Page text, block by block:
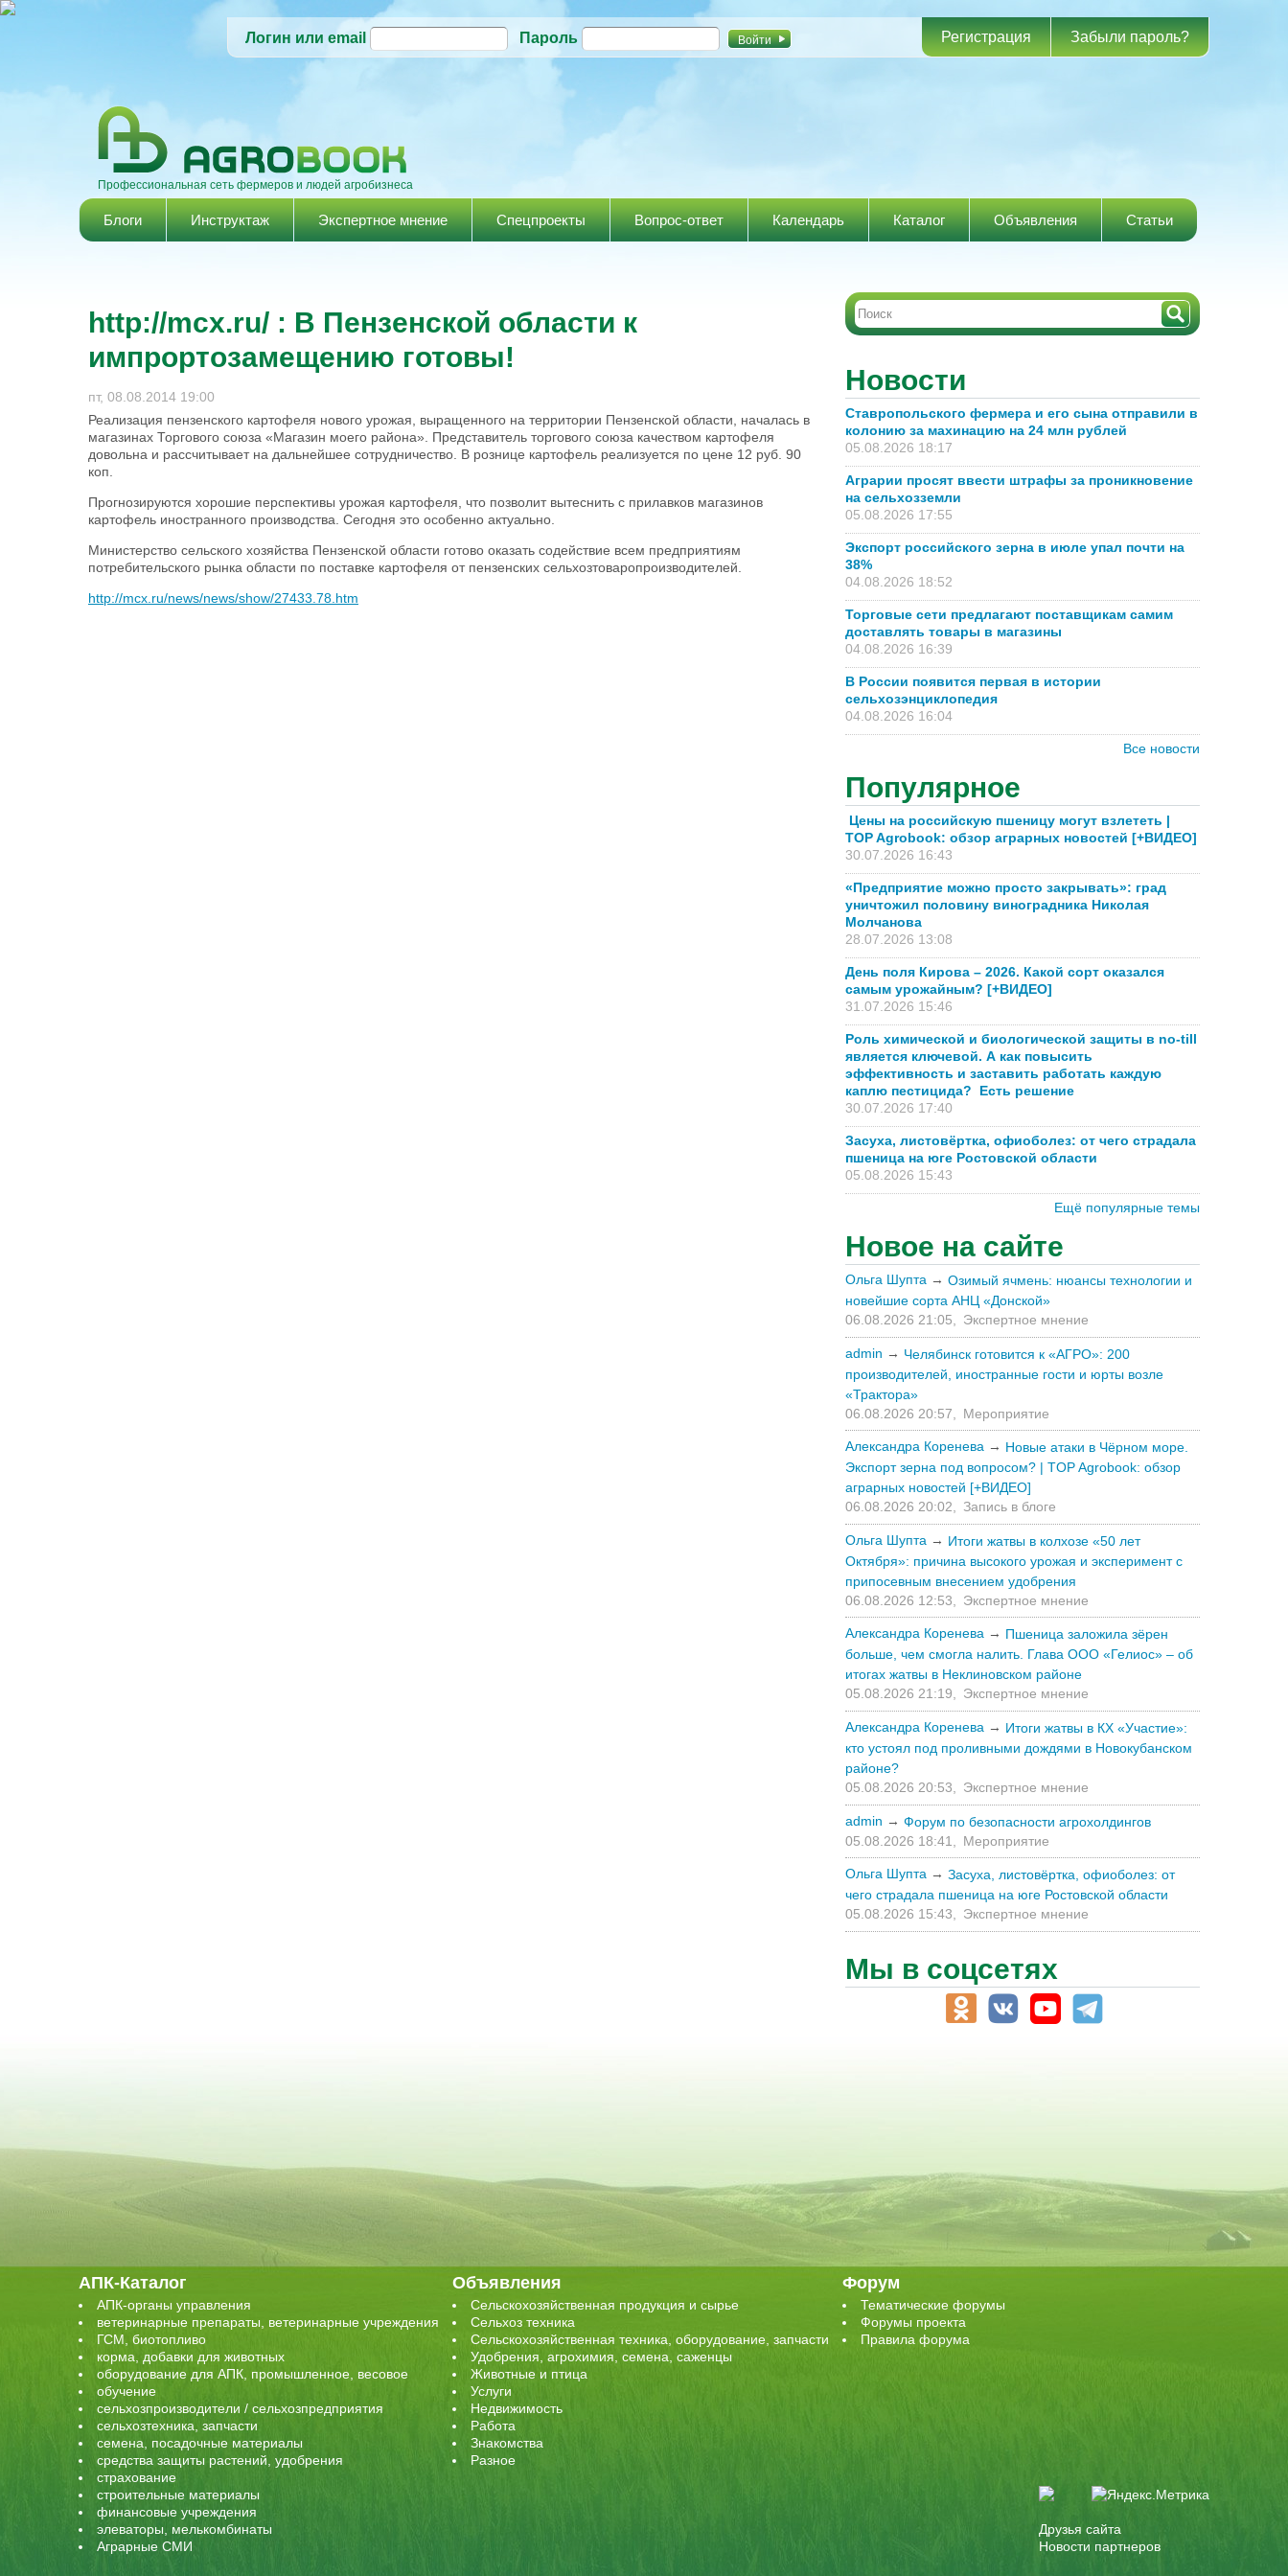
Перейти к
содержанию
Логин или email Пароль Регистрация Забыли пароль?
Профессиональная сеть фермеров и людей агробизнеса
Главное меню
Блоги Инструктаж Экспертное мнение Спецпроекты Вопрос-ответ Календарь Каталог Объявления Статьи
http://mcx.ru/ : В Пензенской области к
импрортозамещению готовы!
пт, 08.08.2014 19:00
Реализация пензенского картофеля нового урожая, выращенного на территории Пензенской области, началась в
магазинах Торгового союза «Магазин моего района». Представитель торгового союза качеством картофеля
довольна и рассчитывает на дальнейшее сотрудничество. В рознице картофель реализуется по цене 12 руб. 90
коп.
Прогнозируются хорошие перспективы урожая картофеля, что позволит вытеснить с прилавков магазинов
картофель иностранного производства. Сегодня это особенно актуально.
Министерство сельского хозяйства Пензенской области готово оказать содействие всем предприятиям
потребительского рынка области по поставке картофеля от пензенских сельхозтоваропроизводителей.
http://mcx.ru/news/news/show/27433.78.htm
Новости
Ставропольского фермера и его сына отправили в
колонию за махинацию на 24 млн рублей
05.08.2026 18:17
Аграрии просят ввести штрафы за проникновение
на сельхозземли
05.08.2026 17:55
Экспорт российского зерна в июле упал почти на
38%
04.08.2026 18:52
Торговые сети предлагают поставщикам самим
доставлять товары в магазины
04.08.2026 16:39
В России появится первая в истории
сельхозэнциклопедия
04.08.2026 16:04
Все новости
Популярное
Цены на российскую пшеницу могут взлететь |
TOP Agrobook: обзор аграрных новостей [+ВИДЕО]
30.07.2026 16:43
«Предприятие можно просто закрывать»: град
уничтожил половину виноградника Николая
Молчанова
28.07.2026 13:08
День поля Кирова – 2026. Какой сорт оказался
самым урожайным? [+ВИДЕО]
31.07.2026 15:46
Роль химической и биологической защиты в no-till
является ключевой. А как повысить
эффективность и заставить работать каждую
каплю пестицида? Есть решение
30.07.2026 17:40
Засуха, листовёртка, офиоболез: от чего страдала
пшеница на юге Ростовской области
05.08.2026 15:43
Ещё популярные темы
Новое на сайте
Ольга Шупта → Озимый ячмень: нюансы технологии и
новейшие сорта АНЦ «Донской»
06.08.2026 21:05,
Экспертное мнение
admin → Челябинск готовится к «АГРО»: 200
производителей, иностранные гости и юрты возле
«Трактора»
06.08.2026 20:57,
Мероприятие
Александра Коренева → Новые атаки в Чёрном море.
Экспорт зерна под вопросом? | TOP Agrobook: обзор
аграрных новостей [+ВИДЕО]
06.08.2026 20:02,
Запись в блоге
Ольга Шупта → Итоги жатвы в колхозе «50 лет
Октября»: причина высокого урожая и эксперимент с
припосевным внесением удобрения
06.08.2026 12:53,
Экспертное мнение
Александра Коренева → Пшеница заложила зёрен
больше, чем смогла налить. Глава ООО «Гелиос» – об
итогах жатвы в Неклиновском районе
05.08.2026 21:19, Экспертное мнение
Александра Коренева → Итоги жатвы в КХ «Участие»:
кто устоял под проливными дождями в Новокубанском
районе?
05.08.2026 20:53,
Экспертное мнение
admin → Форум по безопасности агрохолдингов
05.08.2026 18:41,
Мероприятие
Ольга Шупта → Засуха, листовёртка, офиоболез: от
чего страдала пшеница на юге Ростовской области
05.08.2026 15:43,
Экспертное мнение
Мы в соцсетях
АПК-Каталог
АПК-органы управления
ветеринарные препараты, ветеринарные учреждения
ГСМ, биотопливо
корма, добавки для животных
оборудование для АПК, промышленное, весовое
обучение
сельхозпроизводители / сельхозпредприятия
сельхозтехника, запчасти
семена, посадочные материалы
средства защиты растений, удобрения
страхование
строительные материалы
финансовые учреждения
элеваторы, мелькомбинаты
Аграрные СМИ
Объявления
Сельскохозяйственная продукция и сырье
Сельхоз техника
Сельскохозяйственная техника, оборудование, запчасти
Удобрения, агрохимия, семена, саженцы
Животные и птица
Услуги
Недвижимость
Работа
Знакомства
Разное
Форум
Тематические форумы
Форумы проекта
Правила форума
Друзья сайта
Новости партнеров